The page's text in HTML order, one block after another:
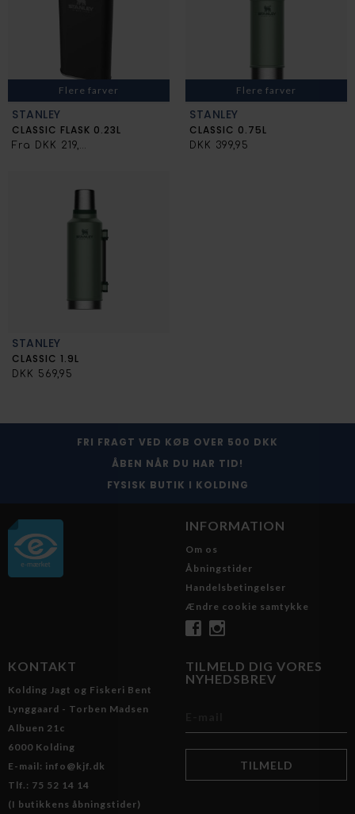
Flere farver
STANLEY
CLASSIC FLASK 0.23L
Fra DKK 219,00
Flere farver
STANLEY
CLASSIC 0.75L
DKK 399,95
STANLEY
CLASSIC 1.9L
DKK 569,95
FRI FRAGT VED KØB OVER 500 DKK
ÅBEN NÅR DU HAR TID!
FYSISK BUTIK I KOLDING
INFORMATION
Om os
Åbningstider
Handelsbetingelser
Ændre cookie samtykke
KONTAKT
Kolding Jagt og Fiskeri Bent
Lynggaard - Torben Madsen
Albuen 21c
6000 Kolding
E-mail: info@kjf.dk
Tlf.: 75 52 14 14
(I butikkens åbningstider)
TILMELD DIG VORES
NYHEDSBREV